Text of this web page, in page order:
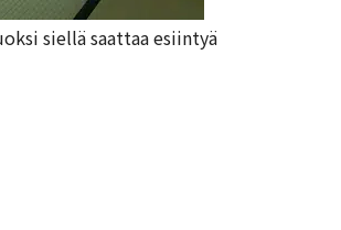
siellä saattaa esiintyä